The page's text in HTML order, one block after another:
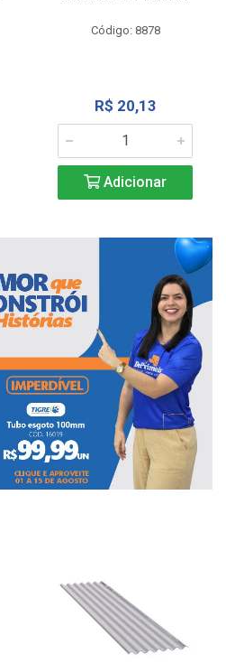
Código: 8878
R$ 20,13
Adicionar